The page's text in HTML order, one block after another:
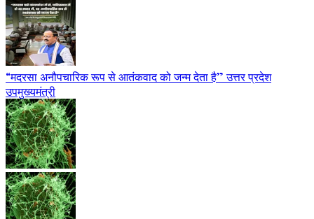
“मदरसा अनौपचारिक रूप से आतंकवाद को जन्म देता है” उत्तर प्रदेश
उपमुख्यमंत्री